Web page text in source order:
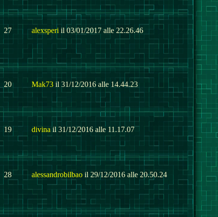
27 alexsperi il 03/01/2017 alle 22.26.46
20 Mak73 il 31/12/2016 alle 14.44.23
19 divina il 31/12/2016 alle 11.17.07
28 alessandrobilbao il 29/12/2016 alle 20.50.24